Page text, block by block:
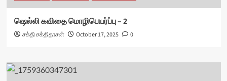
ஷெல்லி கவிதை மொழிபெயர்ப்பு – 2
சக்தி சக்திதாசன் October 17, 2025 0